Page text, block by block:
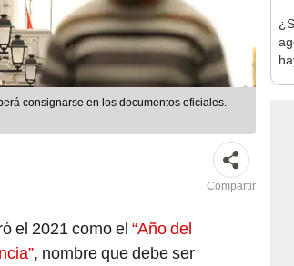
consignarse en los documentos oficiales.
Compartir
el 2021 como el “Año del
, nombre que debe ser